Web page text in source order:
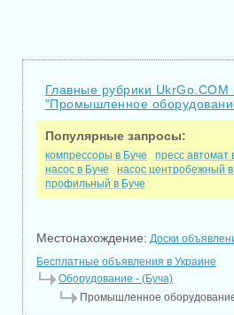
Главные рубрики UkrGo.COM
"Промышленное
Популярные запросы:
компрессоры в Буче пресс автомат
насос в Буче
насос центробежный в
профильный в Буче
Местонахождение: Доски
Бесплатные объявления в Украине
Оборудование - (Буча)
Промышленное